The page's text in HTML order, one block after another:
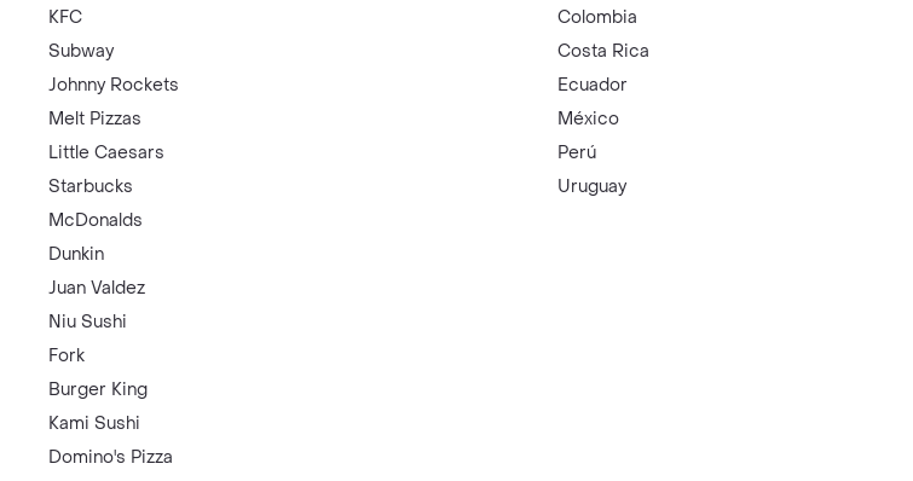
KFC
Subway
Johnny Rockets
Melt Pizzas
Little Caesars
Starbucks
McDonalds
Dunkin
Juan Valdez
Niu Sushi
Fork
Burger King
Kami Sushi
Domino's Pizza
Colombia
Costa Rica
Ecuador
México
Perú
Uruguay